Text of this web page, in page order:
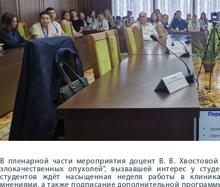
В пленарной части мероприятия доцент В. В.
злокачественных опухолей", вызвавшей интерес у
студентов ждёт насыщенная неделя работы в
мнениями, а также подписание дополнительной